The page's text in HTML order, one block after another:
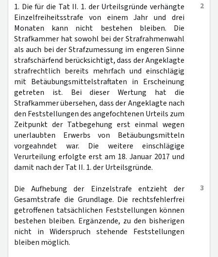
2
1. Die für die Tat II. 1. der Urteilsgründe verhängte
Einzelfreiheitsstrafe von einem Jahr und drei
Monaten kann nicht bestehen bleiben. Die
Strafkammer hat sowohl bei der Strafrahmenwahl
als auch bei der Strafzumessung im engeren Sinne
strafschärfend berücksichtigt, dass der Angeklagte
strafrechtlich bereits mehrfach und einschlägig
mit Betäubungsmittelstraftaten in Erscheinung
getreten ist. Bei dieser Wertung hat die
Strafkammer übersehen, dass der Angeklagte nach
den Feststellungen des angefochtenen Urteils zum
Zeitpunkt der Tatbegehung erst einmal wegen
unerlaubten Erwerbs von Betäubungsmitteln
vorgeahndet war. Die weitere einschlägige
Verurteilung erfolgte erst am 18. Januar 2017 und
damit nach der Tat II. 1. der Urteilsgründe.
3
Die Aufhebung der Einzelstrafe entzieht der
Gesamtstrafe die Grundlage. Die rechtsfehlerfrei
getroffenen tatsächlichen Feststellungen können
bestehen bleiben. Ergänzende, zu den bisherigen
nicht in Widerspruch stehende Feststellungen
bleiben möglich.